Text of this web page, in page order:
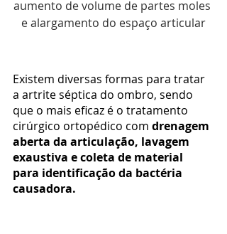
aumento de volume de partes moles
e alargamento do espaço articular
Existem diversas formas para tratar
a artrite séptica do ombro, sendo
que o mais eficaz é o tratamento
cirúrgico ortopédico com drenagem
aberta da articulação, lavagem
exaustiva e coleta de material
para identificação da bactéria
causadora.